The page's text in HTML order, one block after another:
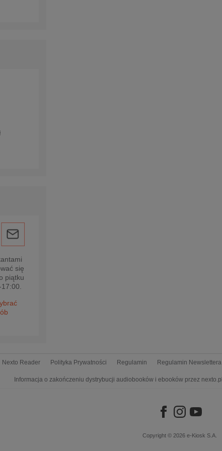
się
piątku
Nexto Reader Polityka Prywatności Regulamin Regulamin Newslettera
Informacja o zakończeniu dystrybucji audiobooków i ebooków przez nexto.pl
Copyright © 2026 e-Kiosk S.A.